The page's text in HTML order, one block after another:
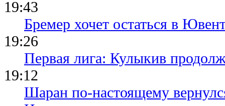
19:43
Бремер хочет остаться в
19:26
Первая лига: Кулыкив
19:12
Шаран по-настоящему